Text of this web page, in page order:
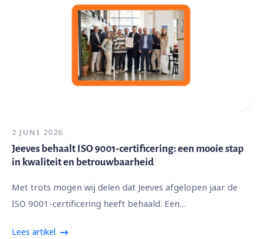
2 JUNI 2026
Jeeves behaalt ISO 9001-certificering: een mooie stap
in kwaliteit en betrouwbaarheid
Met trots mogen wij delen dat Jeeves afgelopen jaar de
ISO 9001-certificering heeft behaald. Een…
Lees artikel